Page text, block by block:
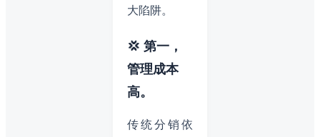
大陷阱。
💢 第一，
管理成本
高。
传统分销依